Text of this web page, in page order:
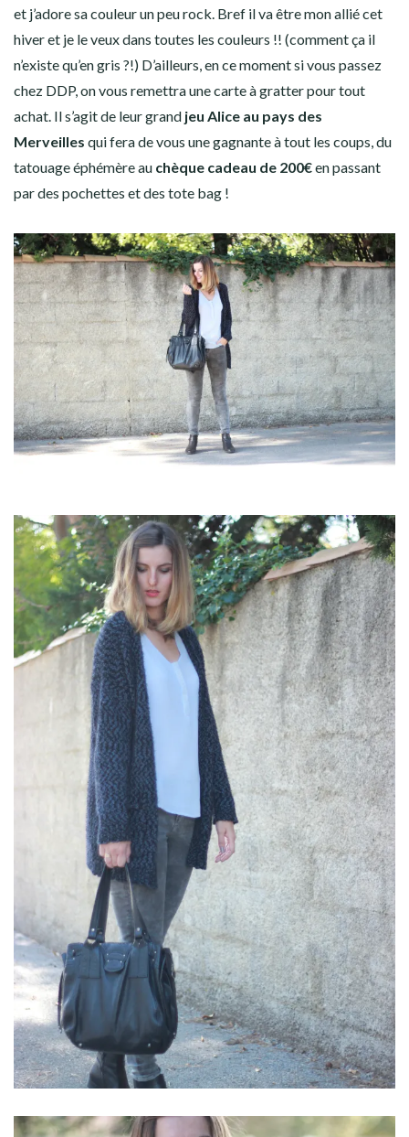
et j’adore sa couleur un peu rock. Bref il va être mon allié cet
hiver et je le veux dans toutes les couleurs !! (comment ça il
n’existe qu’en gris ?!) D’ailleurs, en ce moment si vous passez
chez DDP, on vous remettra une carte à gratter pour tout
achat. Il s’agit de leur grand jeu Alice au pays des
Merveilles qui fera de vous une gagnante à tout les coups, du
tatouage éphémère au chèque cadeau de 200€en passant
par des pochettes et des tote bag !